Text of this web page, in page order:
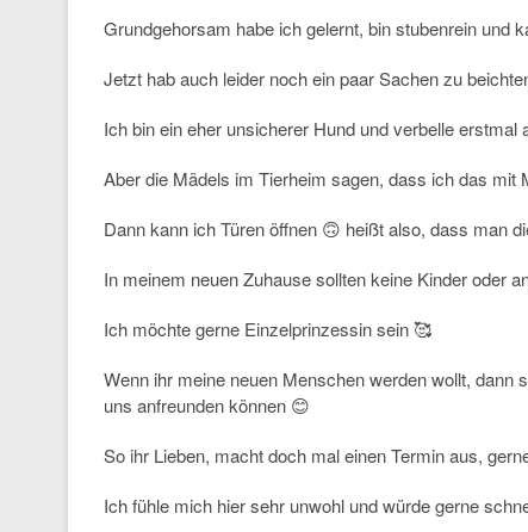
Grundgehorsam habe ich gelernt, bin stubenrein und
Jetzt hab auch leider noch ein paar Sachen zu
Ich bin ein eher unsicherer Hund und verbelle erstmal
Aber die Mädels im Tierheim sagen, dass ich das
Dann kann ich Türen öffnen 🙃 heißt also, dass man
In meinem neuen Zuhause sollten keine Kinder oder
Ich möchte gerne Einzelprinzessin sein 🥰
Wenn ihr meine neuen Menschen werden wollt,
uns anfreunden können 😊
So ihr Lieben, macht doch mal einen Termin aus,
Ich fühle mich hier sehr unwohl und würde gerne